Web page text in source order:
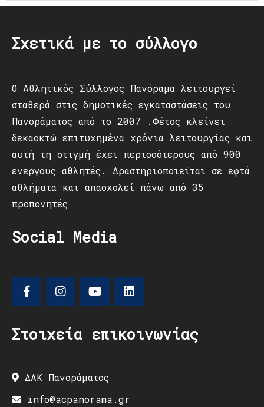
Σχετικά με το σύλλογο
Ο Αθλητικός Σύλλογος Πανόραμα λειτουργεί
σταθερά στις δημοτικές εγκαταστάσεις του
Πανοράματος από το 2007 .Φέτος κλείνει
δεκαοκτώ επιτυχημένα χρόνια λειτουργίας και
αυτή τη στιγμή έχει περισσότερους από 900
ενεργούς αθλητές. Δραστηριοποιείται σε εφτά
αθλήματα και απασχολεί πάνω από 35
προπονητές
Social Media
Στοιχεία επικοινωνίας
ΔΑΚ Πανοράματος
info@acpanorama.gr